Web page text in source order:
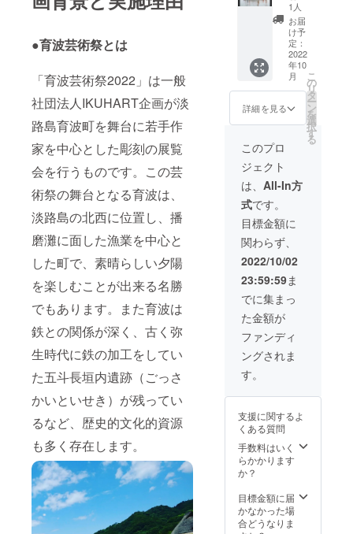
●育波芸術祭とは
「育波芸術祭2022」は一般
社団法人IKUHART企画が淡
路島育波町を舞台に若手作
家を中心とした彫刻の展覧
会を行うものです。この芸
術祭の舞台となる育波は、
淡路島の北西に位置し、播
磨灘に面した漁業を中心と
した町で、素晴らしい夕陽
を楽しむことが出来る名勝
でもあります。また育波は
鉄との関係が深く、古く弥
生時代に鉄の加工をしてい
た五斗長垣内遺跡（ごっさ
かいといせき）が残ってい
るなど、歴史的文化的資源
も多く存在します。
や限定
数、日
時など
の詳細
につい
ては、
プロ
ジェク
ト本文
目をご
参照く
ださ
い。
ます。
＊掲載
可否(匿
名希
望)・ペ
ンネー
ム掲載
などに
ついて
のご相
談も承
ります
ので、
備考欄
にてそ
の旨お
知らせ
くださ
い。 ＊
サイズ
や限定
数、日
時など
の詳細
につい
ては、
プロ
ジェク
ト本文
目をご
ださ
い。
送は10
月以降
を予定
してお
ります
が、展
覧会情
報など
事前の
お知ら
せが望
ましい
ものに
関して
は、そ
れ以前
(9月等)
に送付
する可
能性が
ござい
ます。
＊掲載
可否(匿
名希
望)・ペ
ンネー
ム掲載
などに
談も承
ので、
備考欄
にてそ
の旨お
知らせ
い。 ＊
サイズ
や限定
案内 ・
記録等
へのお
名前の
掲載 ・
オリジ
ナルT
シャツ
・オリ
ジナル
ブロー
チ ・
アー
ティス
トによ
るスペ
シャル
グッズ
(大) ・
播磨灘
～神戸
１日
ヨット
チャー
ターク
ルージ
ング ＊
グッズ
等の発
を予定
ります
が、展
覧会情
報など
事前の
せが望
ましい
ものに
1人
お届
け予
定：
2022
年10
月
詳細を見る
こ
の
リ
タ
ー
ン
を
選
択
す
る
このプロ
ジェクト
は、 All-In方
式です。
目標金額に
関わらず、
2022/10/02
23:59:59ま
でに集まっ
た金額が
ファンディ
ングされま
す。
支援に関するよ
くある質問
手数料はいく
らかかります
か？
目標金額に届
かなかった場
合どうなりま